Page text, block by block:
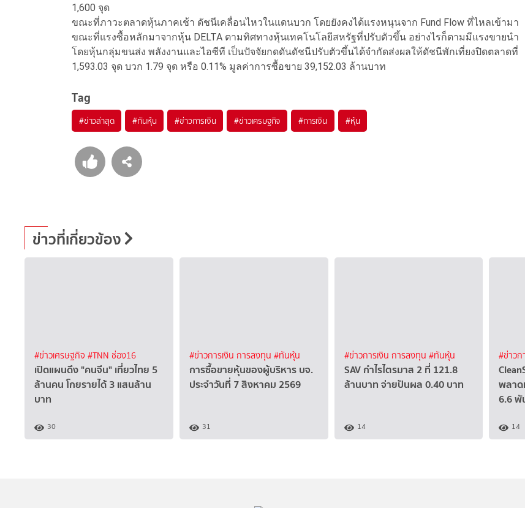
1,600 จุด
ขณะที่ภาวะตลาดหุ้นภาคเช้า ดัชนีเคลื่อนไหวในแดนบวก โดยยังคงได้แรงหนุนจาก Fund Flow ที่ไหลเข้ามา
ขณะที่แรงซื้อหลักมาจากหุ้น DELTA ตามทิศทางหุ้นเทคโนโลยีสหรัฐที่ปรับตัวขึ้น อย่างไรก็ตามมีแรงขายนำ
โดยหุ้นกลุ่มขนส่ง พลังงานและไอซีที เป็นปัจจัยกดดันดัชนีปรับตัวขึ้นได้จำกัดส่งผลให้ดัชนีพักเที่ยงปิดตลาดที่
1,593.03 จุด บวก 1.79 จุด หรือ 0.11% มูลค่าการซื้อขาย 39,152.03 ล้านบาท
Tag
#ข่าวล่าสุด #ทันหุ้น #ข่าวการเงิน #ข่าวเศรษฐกิจ #การเงิน #หุ้น
ข่าวที่เกี่ยวข้อง
#ข่าวเศรษฐกิจ #TNN ช่อง16
เปิดแผนดึง "คนจีน" เที่ยวไทย 5
ล้านคน โกยรายได้ 3 แสนล้าน
บาท
30
#ข่าวการเงิน การลงทุน #ทันหุ้น
การซื้อขายหุ้นของผู้บริหาร บจ.
ประจำวันที่ 7 สิงหาคม 2569
31
#ข่าวการเงิน การลงทุน #ทันหุ้น
SAV กำไรไตรมาส 2 ที่ 121.8
ล้านบาท จ่ายปันผล 0.40 บาท
14
#ข่าว
พลาด
6.6
14